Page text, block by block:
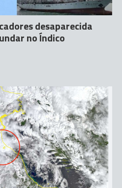
desaparecida
no Índico